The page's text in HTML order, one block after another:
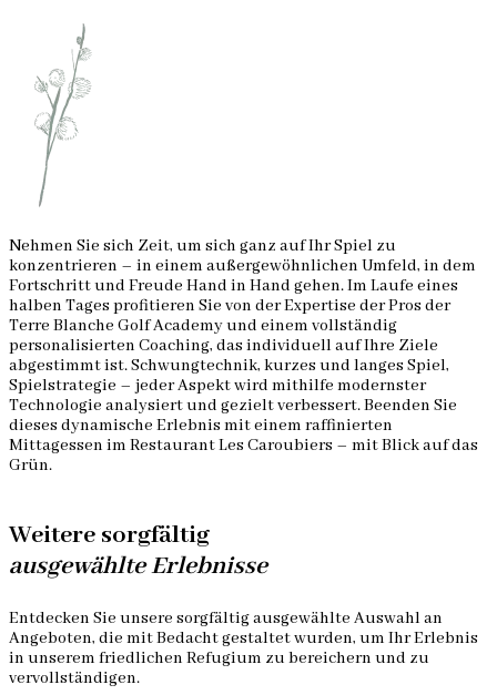
Nehmen Sie sich Zeit, um sich ganz auf Ihr Spiel zu
konzentrieren – in einem außergewöhnlichen Umfeld, in dem
Fortschritt und Freude Hand in Hand gehen. Im Laufe eines
halben Tages profitieren Sie von der Expertise der Pros der
Terre Blanche Golf Academy und einem vollständig
personalisierten Coaching, das individuell auf Ihre Ziele
abgestimmt ist. Schwungtechnik, kurzes und langes Spiel,
Spielstrategie – jeder Aspekt wird mithilfe modernster
Technologie analysiert und gezielt verbessert. Beenden Sie
dieses dynamische Erlebnis mit einem raffinierten
Mittagessen im Restaurant Les Caroubiers – mit Blick auf das
Grün.
Weitere sorgfältig
ausgewählte Erlebnisse
Entdecken Sie unsere sorgfältig ausgewählte Auswahl an
Angeboten, die mit Bedacht gestaltet wurden, um Ihr Erlebnis
in unserem friedlichen Refugium zu bereichern und zu
vervollständigen.